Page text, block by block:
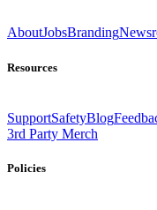
AboutJobsBranding
Resources
SupportSafetyBlog
3rd Party Merch
Policies